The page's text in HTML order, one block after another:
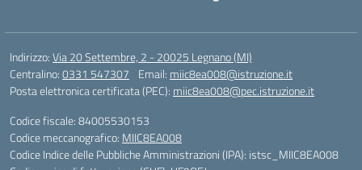
Indirizzo:Via 20 Settembre, 2 - 20025 Legnano (MI)
Centralino:0331 547307 Email: miic8ea008@istruzione.it
Posta elettronica certificata (PEC): miic8ea008@pec.istruzione.it
Codice fiscale: 84005530153
Codice meccanografico: MIIC8EA008
Codice Indice delle Pubbliche Amministrazioni (IPA): istsc_MIIC8EA008